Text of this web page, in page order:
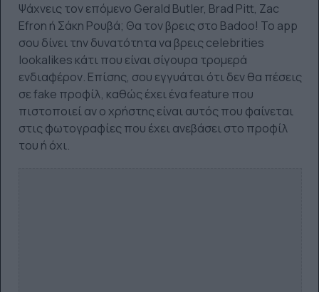
Ψάχνεις τον επόμενο Gerald Butler, Brad Pitt, Zac
Efron ή Σάκη Ρουβά; Θα τον βρεις στο Badoo! Το app
σου δίνει την δυνατότητα να βρεις celebrities
lookalikes κάτι που είναι σίγουρα τρομερά
ενδιαφέρον. Επίσης, σου εγγυάται ότι δεν θα πέσεις
σε fake προφίλ, καθώς έχει ένα feature που
πιστοποιεί αν ο χρήστης είναι αυτός που φαίνεται
στις φωτογραφίες που έχει ανεβάσει στο προφίλ
του ή όχι.